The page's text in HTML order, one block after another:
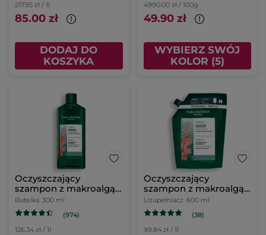
217.95 zł / 1l
85.00 zł
DODAJ DO
KOSZYKA
4990.00 zł / 100g
49.90 zł
WYBIERZ SWÓJ
KOLOR (5)
Oczyszczający
szampon z makroalgą
300 ml
Butelka 300 ml
(974)
126.34 zł / 1l
Oczyszczający
szampon z makroalgą
uzupełniacz 600 ml
Uzupełniacz 600 ml
(38)
99.84 zł / 1l